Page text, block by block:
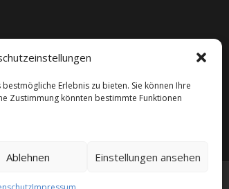
Erlebnis zu bieten. Sie können Ihre
Zustimmung könnten bestimmte Funktionen
Ablehnen Einstellungen ansehen